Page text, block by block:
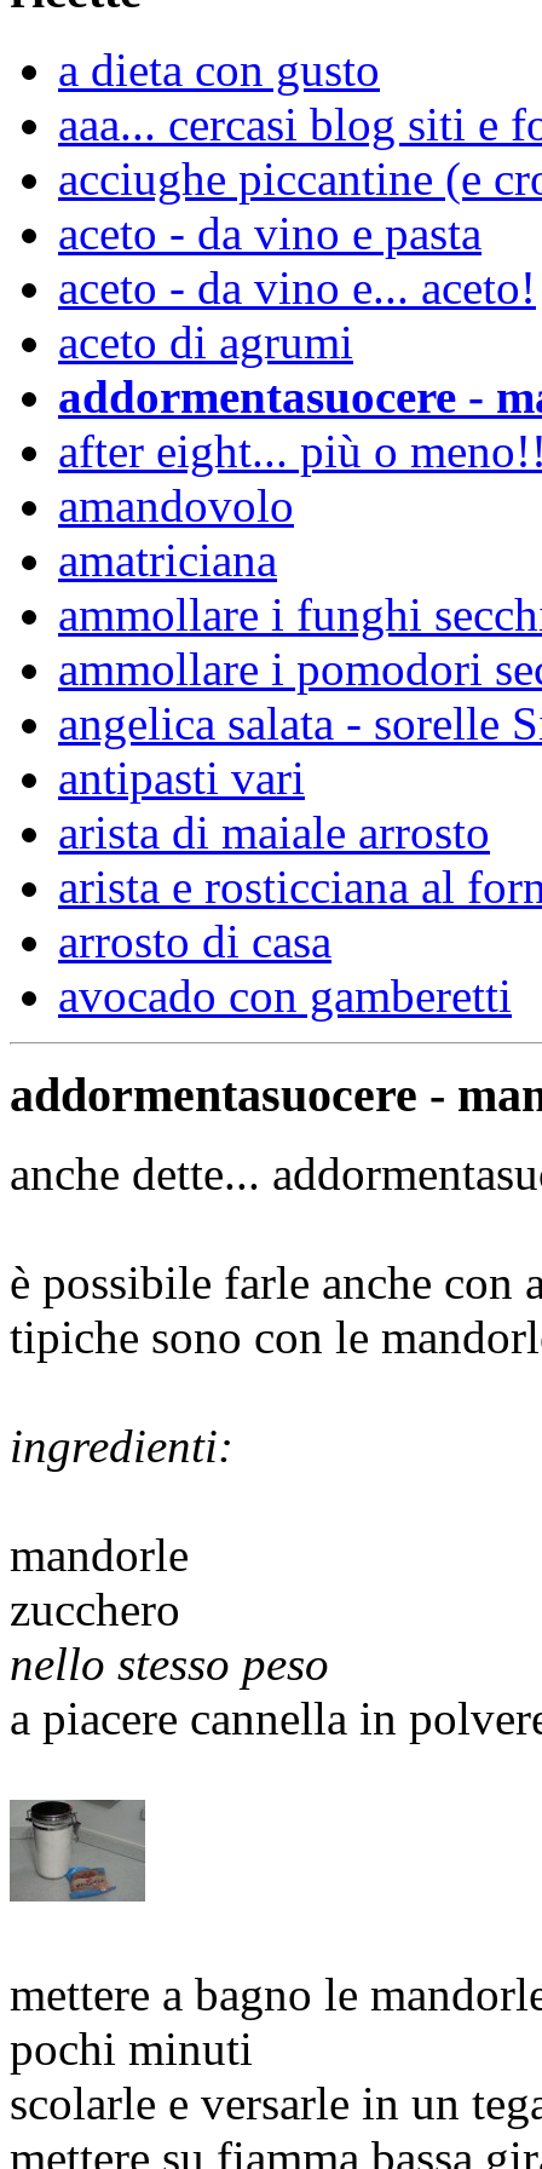
a dieta con gusto
aaa... cercasi blog siti e
acciughe piccantine (e
aceto - da vino e pasta
aceto - da vino e... aceto!
aceto di agrumi
addormentasuocere -
after eight... più o
amandovolo
amatriciana
ammollare i funghi
ammollare i pomodori
angelica salata - sorelle
antipasti vari
arista di maiale arrosto
arista e rosticciana al
arrosto di casa
avocado con gamberetti
addormentasuocere -
anche dette...
è possibile farle anche con
tipiche sono con le
ingredienti:
mandorle
zucchero
nello stesso peso
a piacere cannella in
mettere a bagno le
pochi minuti
scolarle e versarle in un
mettere su fiamma bassa